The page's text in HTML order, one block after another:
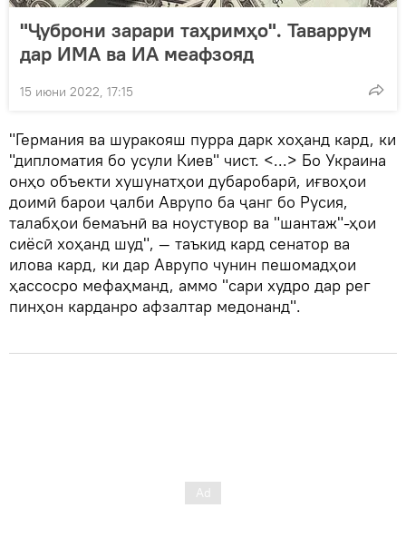
"Ҷуброни зарари таҳримҳо". Таваррум
дар ИМА ва ИА меафзояд
15 июни 2022, 17:15
"Германия ва шуракояш пурра дарк хоҳанд кард, ки
"дипломатия бо усули Киев" чист. <...> Бо Украина
онҳо объекти хушунатҳои дубаробарӣ, иғвоҳои
доимӣ барои ҷалби Аврупо ба ҷанг бо Русия,
талабҳои бемаънӣ ва ноустувор ва "шантаж"-ҳои
сиёсӣ хоҳанд шуд", — таъкид кард сенатор ва
илова кард, ки дар Аврупо чунин пешомадҳои
ҳассосро мефаҳманд, аммо "сари худро дар рег
пинҳон карданро афзалтар медонанд".